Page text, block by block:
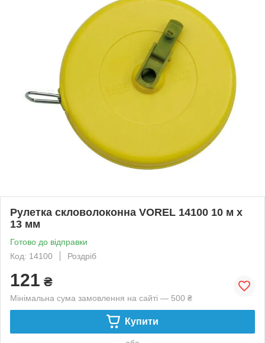
Рулетка скловолоконна VOREL 14100 10 м х
13 мм
Готово до відправки
Код: 14100
Роздріб
121 ₴
Мінімальна сума замовлення на сайті — 500 ₴
Купити